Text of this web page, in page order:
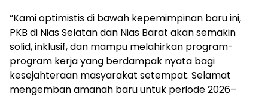
“Kami optimistis di bawah kepemimpinan baru ini,
PKB di Nias Selatan dan Nias Barat akan semakin
solid, inklusif, dan mampu melahirkan program-
program kerja yang berdampak nyata bagi
kesejahteraan masyarakat setempat. Selamat
mengemban amanah baru untuk periode 2026–